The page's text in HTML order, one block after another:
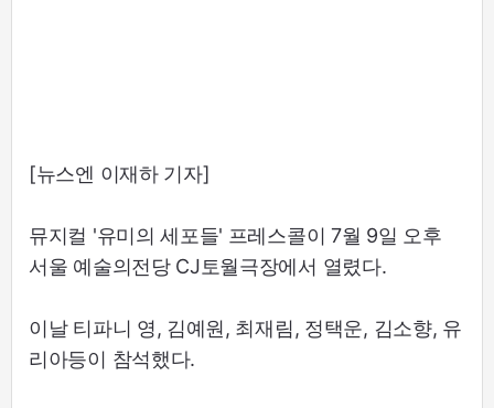
[뉴스엔 이재하 기자]
뮤지컬 '유미의 세포들' 프레스콜이 7월 9일 오후
서울 예술의전당 CJ토월극장에서 열렸다.
이날 티파니 영, 김예원, 최재림, 정택운, 김소향, 유
리아등이 참석했다.